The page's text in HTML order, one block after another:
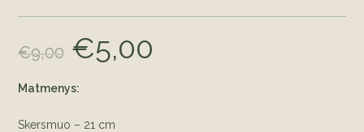
€9,00
Original
price
was:
€5,00
Matmenys:
Skersmuo – 21 cm